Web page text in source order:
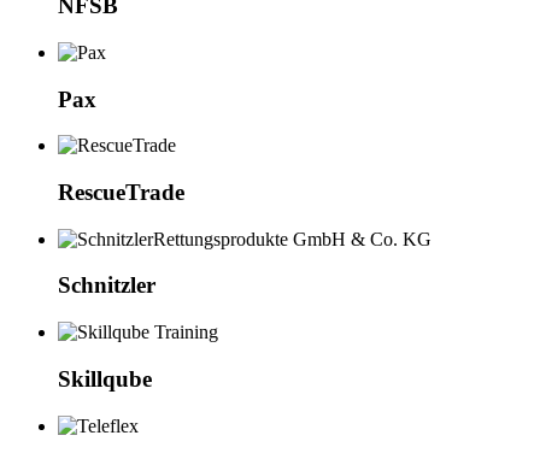
NFSB
Pax
RescueTrade
Schnitzler
Skillqube